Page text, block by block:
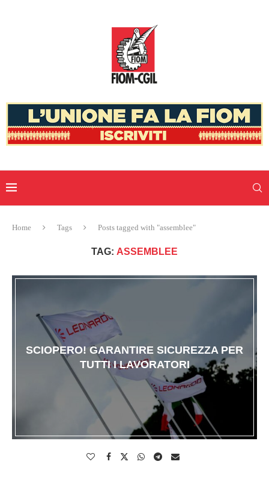
Home Tags Posts tagged with "assemblee"
TAG: ASSEMBLEE
SCIOPERO! GARANTIRE SICUREZZA PER
TUTTI I LAVORATORI